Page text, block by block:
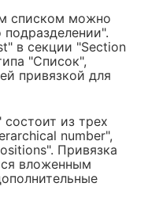
списком можно
в секции "Section
"Список",
привязкой для
из трех
number",
Привязка
вложенным